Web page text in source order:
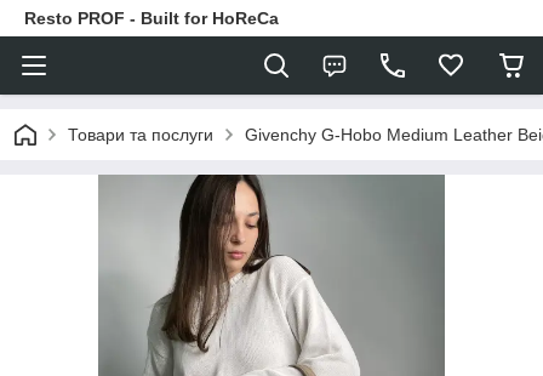
Resto PROF - Built for HoReCa
Товари та послуги Givenchy G-Hobo Medium Leather